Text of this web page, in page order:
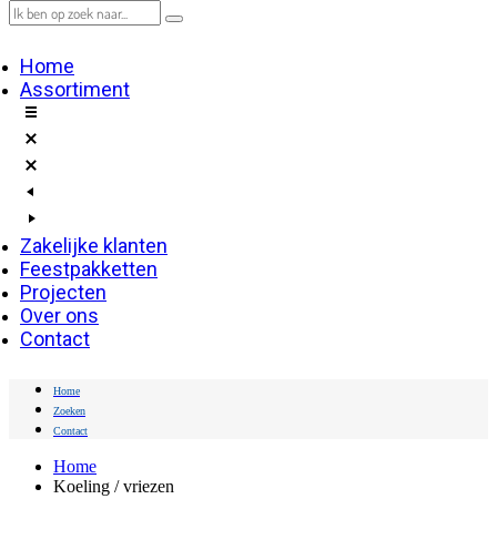
Home
Assortiment
Zakelijke klanten
Feestpakketten
Projecten
Over ons
Contact
Home
Zoeken
Contact
Home
Koeling / vriezen